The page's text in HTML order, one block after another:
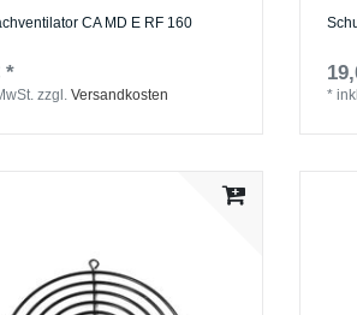
CA MD E RF 160
*
zzgl.Versandkosten *